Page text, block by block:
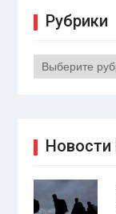
Рубрики
Рубрики
Новости